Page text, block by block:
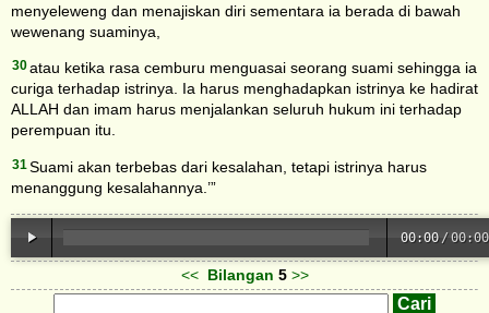
menyeleweng dan menajiskan diri sementara ia berada di bawah
wewenang suaminya,
30atau ketika rasa cemburu menguasai seorang suami sehingga ia
curiga terhadap istrinya. Ia harus menghadapkan istrinya ke hadirat
ALLAH dan imam harus menjalankan seluruh hukum ini terhadap
perempuan itu.
31 Suami akan terbebas dari kesalahan, tetapi istrinya harus
menanggung kesalahannya.’”
00:00 /00:00
<< Bilangan 5 >>